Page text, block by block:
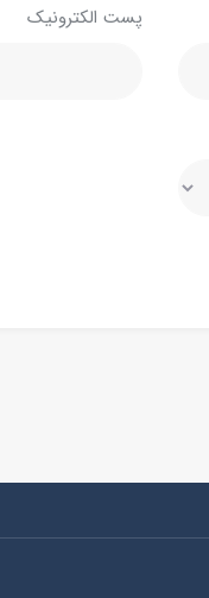
پست الکترونیک